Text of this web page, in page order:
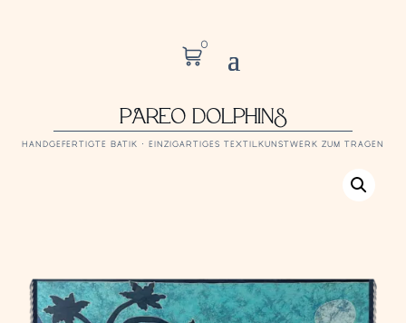
0
PAREO DOLPHINS
HANDGEFERTIGTE BATIK · EINZIGARTIGES TEXTILKUNSTWERK ZUM TRAGEN